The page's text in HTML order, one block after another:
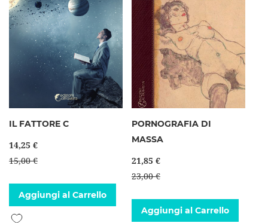
IL FATTORE C
14,25 €
15,00 €
Aggiungi al Carrello
Aggiungi alla lista desideri
PORNOGRAFIA DI
MASSA
21,85 €
23,00 €
Aggiungi al Carrello